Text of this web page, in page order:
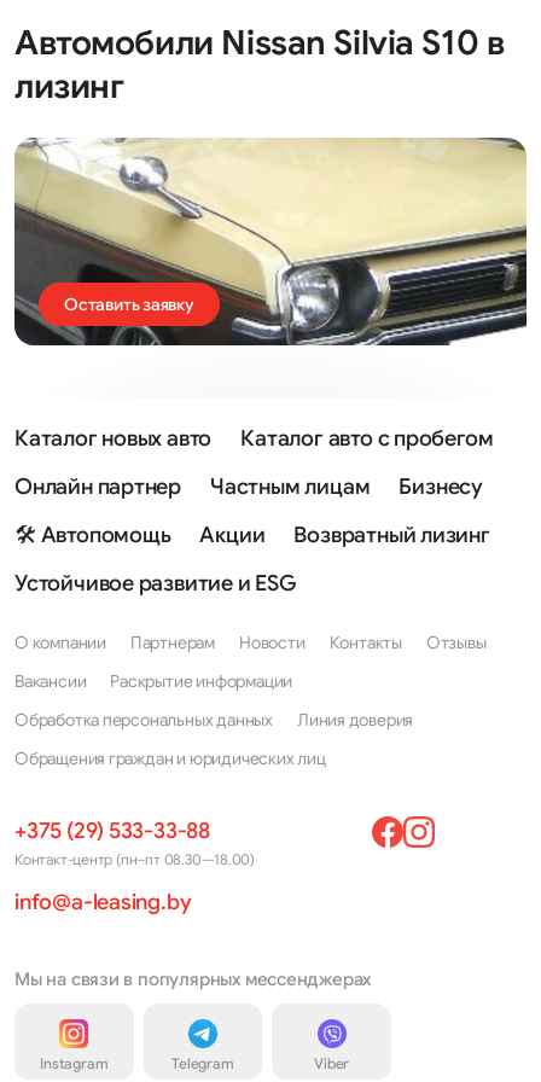
Автомобили Nissan Silvia S10 в
лизинг
Оставить заявку
Каталог новых авто
Каталог авто с пробегом
Онлайн партнер
Частным лицам
Бизнесу
🛠 Автопомощь
Акции
Возвратный лизинг
Устойчивое развитие и ESG
О компании Партнерам Новости Контакты
Отзывы
Вакансии
Раскрытие информации
Обработка персональных данных
Линия доверия
Обращения граждан и юридических лиц
+375 (29) 533-33-88
Контакт-центр (пн–пт 08.30—18.00)
info@a-leasing.by
Мы на связи в популярных мессенджерах
Instagram Telegram Viber